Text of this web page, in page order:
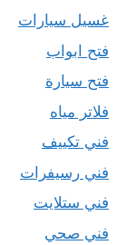
غسيل سيارات
فتح ابواب
فتح سيارة
فلاتر مياه
فني تكييف
فني رسيفرات
فني ستلايت
فني صحي